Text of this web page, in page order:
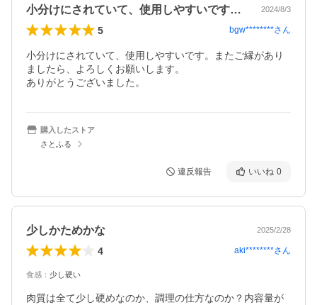
小分けにされていて、使用しやすいです。… 2024/8/3
5 bgw********さん
小分けにされていて、使用しやすいです。またご縁があり
ましたら、よろしくお願いします。
ありがとうございました。
購入したストア
さとふる
違反報告 いいね 0
少しかためかな 2025/2/28
4 aki********さん
食感 ： 少し硬い
肉質は全て少し硬めなのか、調理の仕方なのか？内容量が